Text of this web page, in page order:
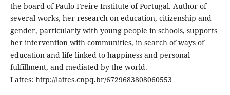
the board of Paulo Freire Institute of Portugal. Author of
several works, her research on education, citizenship and
gender, particularly with young people in schools, supports
her intervention with communities, in search of ways of
education and life linked to happiness and personal
fulfillment, and mediated by the world.
Lattes: http://lattes.cnpq.br/6729683808060553